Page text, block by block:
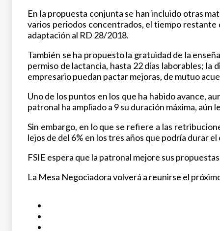
En la propuesta conjunta se han incluido otras
varios periodos concentrados, el tiempo
adaptación al RD 28/2018.
También se ha propuesto la gratuidad de la
permiso de lactancia, hasta 22 días laborables; la
empresario puedan pactar mejoras, de mutuo
Uno de los puntos en los que ha habido avance,
patronal ha ampliado a 9 su duración máxima, aún
Sin embargo, en lo que se refiere a las
lejos de del 6% en los tres años que podría durar
FSIE espera que la patronal mejore sus
La Mesa Negociadora volverá a reunirse el